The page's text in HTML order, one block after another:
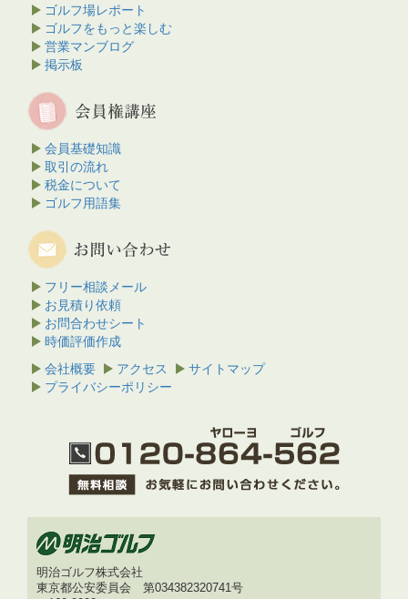
ゴルフ場レポート
ゴルフをもっと楽しむ
営業マンブログ
掲示板
会員基礎知識
取引の流れ
税金について
ゴルフ用語集
フリー相談メール
お見積り依頼
お問合わせシート
時価評価作成
会社概要
アクセス
サイトマップ
プライバシーポリシー
明治ゴルフ株式会社
東京都公安委員会 第034382320741号